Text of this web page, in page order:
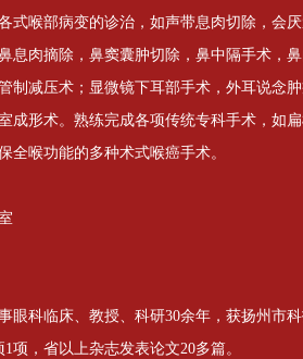
式喉部病变的诊治，如声带息肉切除，会
息肉摘除，鼻窦囊肿切除，鼻中隔手术，
制减压术；显微镜下耳部手术，外耳说念
成形术。熟练完成各项传统专科手术，如
全喉功能的多种术式喉癌手术。
眼科临床、教授、科研30余年，获扬州市
项，省以上杂志发表论文20多篇。